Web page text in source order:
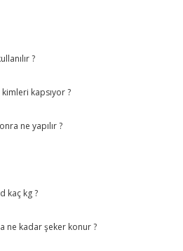
?
kapsıyor ?
ne yapılır ?
kaç kg ?
ne kadar şeker konur ?